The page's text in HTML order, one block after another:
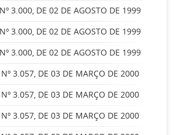
3.000, DE 02 DE AGOSTO DE 1999
3.000, DE 02 DE AGOSTO DE 1999
3.000, DE 02 DE AGOSTO DE 1999
Nº 3.057, DE 03 DE MARÇO DE 2000
Nº 3.057, DE 03 DE MARÇO DE 2000
Nº 3.057, DE 03 DE MARÇO DE 2000